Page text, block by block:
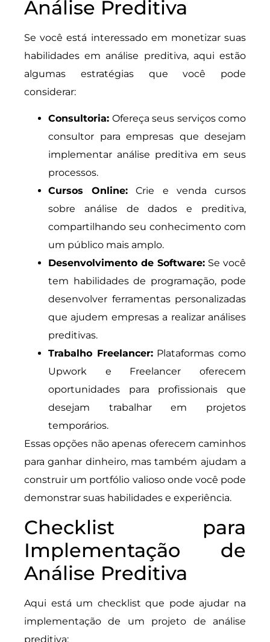
Análise Preditiva
Se você está interessado em monetizar suas
habilidades em análise preditiva, aqui estão
algumas estratégias que você pode
considerar:
Consultoria: Ofereça seus serviços como
consultor para empresas que desejam
implementar análise preditiva em seus
processos.
Cursos Online: Crie e venda cursos
sobre análise de dados e preditiva,
compartilhando seu conhecimento com
um público mais amplo.
Desenvolvimento de Software: Se você
tem habilidades de programação, pode
desenvolver ferramentas personalizadas
que ajudem empresas a realizar análises
preditivas.
Trabalho Freelancer:Plataformas como
Upwork e Freelancer oferecem
oportunidades para profissionais que
desejam trabalhar em projetos
temporários.
Essas opções não apenas oferecem caminhos
para ganhar dinheiro, mas também ajudam a
construir um portfólio valioso onde você pode
demonstrar suas habilidades e experiência.
Checklist para
Implementação de
Análise Preditiva
Aqui está um checklist que pode ajudar na
implementação de um projeto de análise
preditiva: